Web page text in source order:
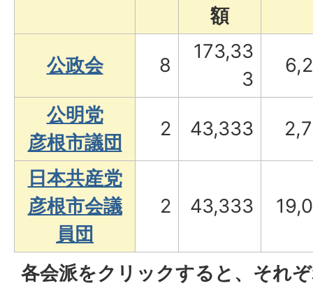
額
公政会 8
173,33
3
公明党
彦根市議団
2 43,333
日本共産党
彦根市会議
員団
2 43,333
各会派をクリックすると、それ